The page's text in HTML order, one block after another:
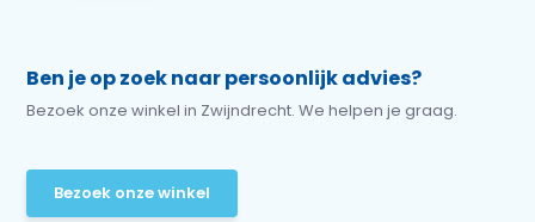
Ben je op zoek naar persoonlijk advies?
Bezoek onze winkel in Zwijndrecht. We helpen je graag.
Bezoek onze winkel